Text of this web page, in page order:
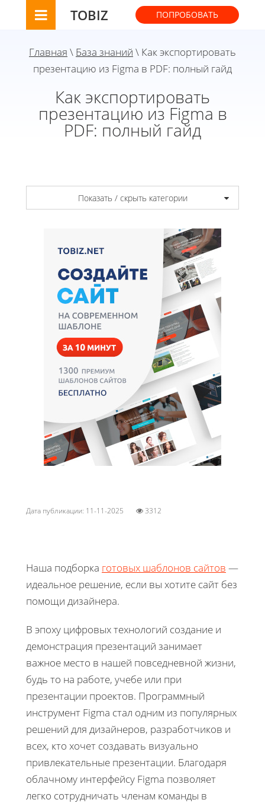
TOBIZ ПОПРОБОВАТЬ
Главная \ База знаний \ Как экспортировать
презентацию из Figma в PDF: полный гайд
Как экспортировать
презентацию из Figma в
PDF: полный гайд
Показать / скрыть категории
Дата публикации: 11-11-2025 3312
Наша подборка готовых шаблонов сайтов —
идеальное решение, если вы хотите сайт без
помощи дизайнера.
В эпоху цифровых технологий создание и
демонстрация презентаций занимает
важное место в нашей повседневной жизни,
будь то на работе, учебе или при
презентации проектов. Программный
инструмент Figma стал одним из популярных
решений для дизайнеров, разработчиков и
всех, кто хочет создавать визуально
привлекательные презентации. Благодаря
облачному интерфейсу Figma позволяет
легко сотрудничать членам команды в